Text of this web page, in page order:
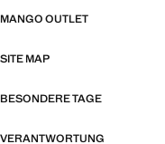
MANGO OUTLET
SITE MAP
BESONDERE TAGE
VERANTWORTUNG